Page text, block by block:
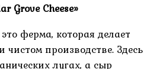
Grove Cheese»
ферма, которая делает
чистом производстве. Здесь
лугах, а сыр